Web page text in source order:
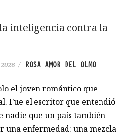
inteligencia contra la
/ ROSA AMOR DEL OLMO
el joven romántico que
Fue el escritor que entendió
nadie que un país también
una enfermedad: una mezcla